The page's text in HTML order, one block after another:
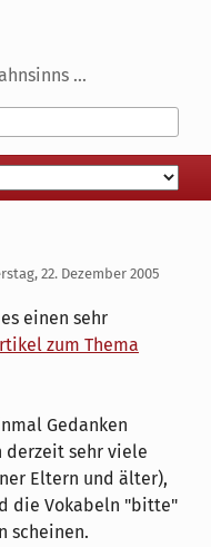
...
22. Dezember 2005
einen sehr
zum Thema
Gedanken
derzeit sehr viele
Eltern und älter),
die Vokabeln "bitte"
scheinen.